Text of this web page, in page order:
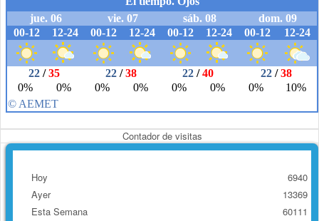
Contador de visitas
Hoy
Ayer
Esta Semana
6940
13369
60111